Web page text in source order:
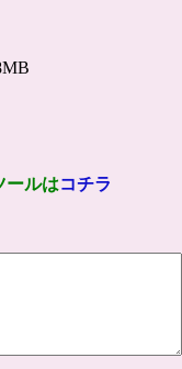
ールはコチラ